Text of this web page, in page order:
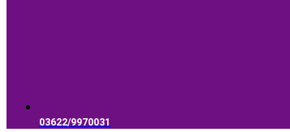
03622/9970031​